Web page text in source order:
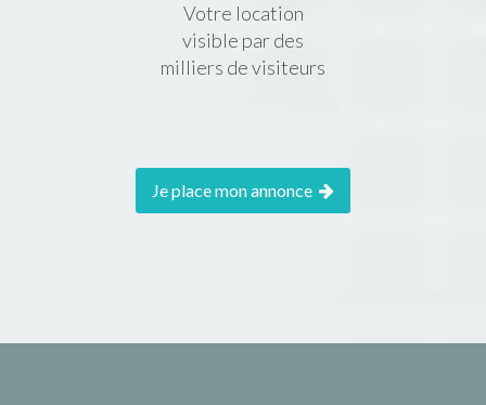
Votre location
visible par des
milliers de visiteurs
Je place mon annonce